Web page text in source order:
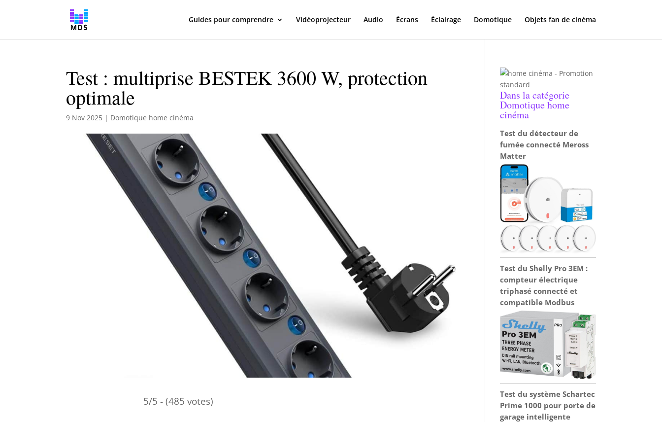
Guides pour comprendre Vidéoprojecteur Audio Écrans Éclairage Domotique Objets fan de cinéma
Test : multiprise BESTEK 3600 W, protection
optimale
9 Nov 2025 | Domotique home cinéma
5/5 - (485 votes)
Dans la catégorie
Domotique home
cinéma
Test du détecteur de
fumée connecté Meross
Matter
Test du Shelly Pro 3EM :
compteur électrique
triphasé connecté et
compatible Modbus
Test du système Schartec
Prime 1000 pour porte de
garage intelligente